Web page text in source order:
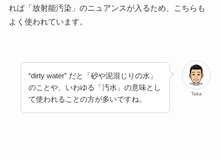
れば「放射能汚染」のニュアンスが入るため、こちらも
よく使われています。
Taka
“dirty water” だと「砂や泥混じりの水」
のことや、いわゆる「汚水」の意味とし
て使われることの方が多いですね。